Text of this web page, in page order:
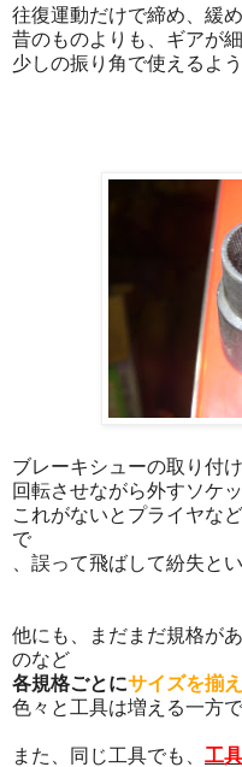
往復運動だけで締め、緩
昔のものよりも、ギアが
少しの振り角で使えるよ
ブレーキシューの取り付
回転させながら外すソケッ
これがないとプライヤな
で
、誤って飛ばして紛失と
他にも、まだまだ規格が
のなど
各規格ごとにサイズを揃
色々と工具は増える一方で
また、同じ工具でも、 工